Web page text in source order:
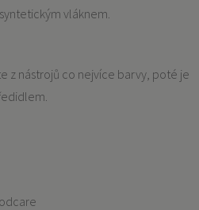
vláknem.
z nástrojů co nejvíce barvy, poté je